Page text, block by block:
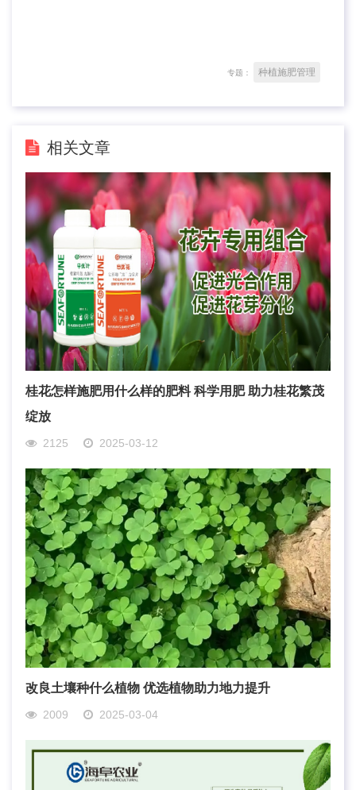
专题： 种植施肥管理
相关文章
桂花怎样施肥用什么样的肥料 科学用肥 助力桂花繁茂
绽放
2125 2025-03-12
改良土壤种什么植物 优选植物助力地力提升
2009 2025-03-04